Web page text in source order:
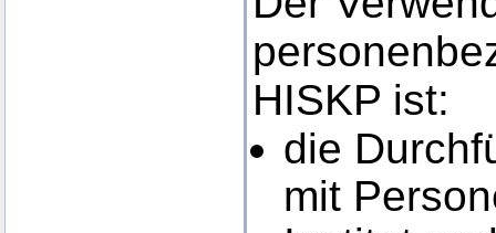
HISKP ist:
die
mit